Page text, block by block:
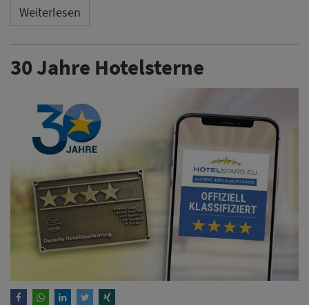
Weiterlesen
30 Jahre Hotelsterne